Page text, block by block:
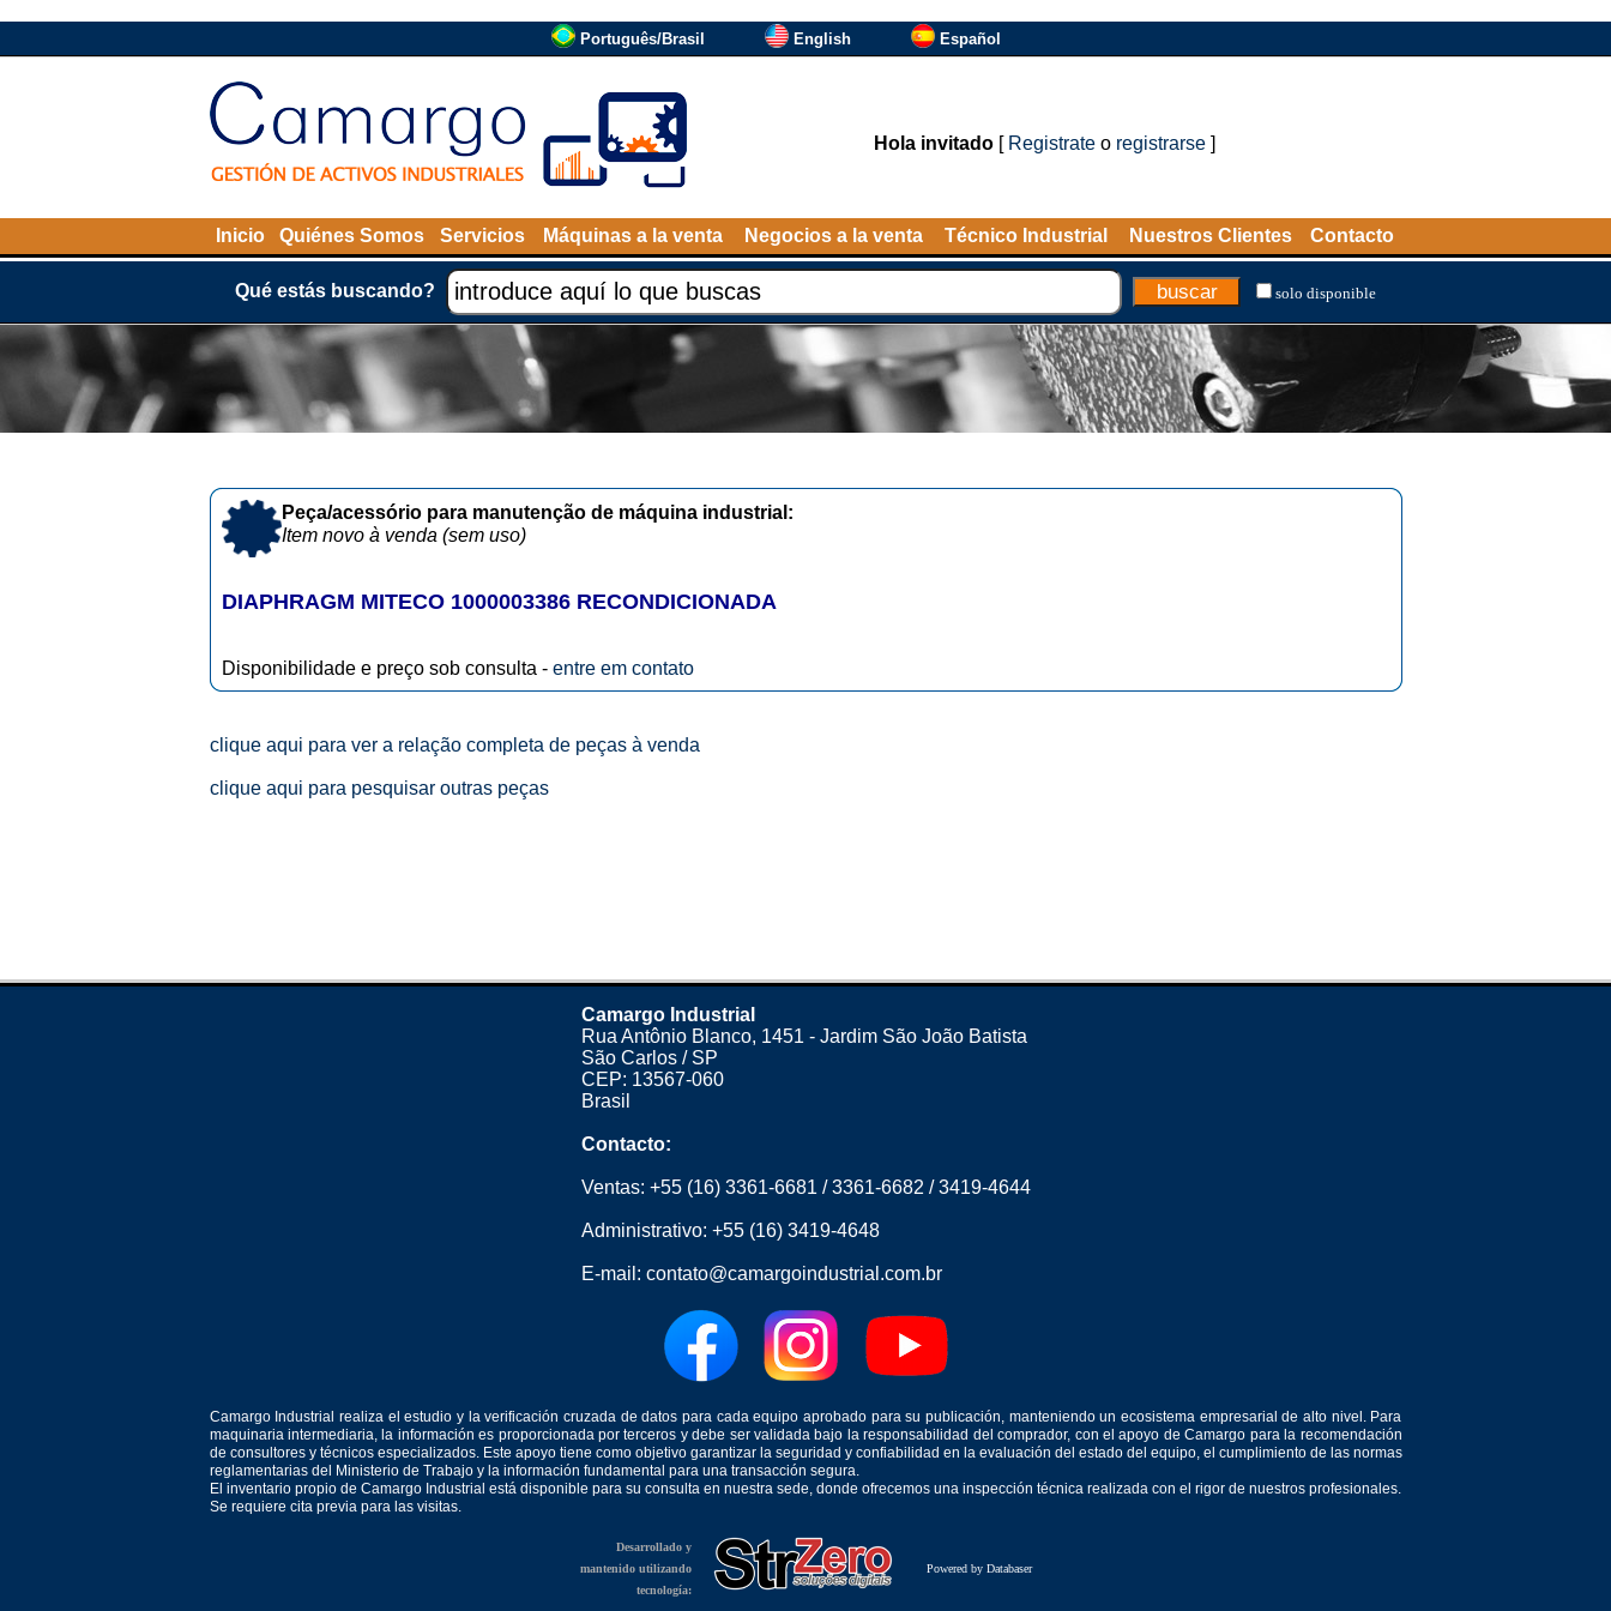
Português/Brasil English Español
Hola invitado[ Registrateo registrarse]
Inicio Quiénes Somos Servicios Máquinas a la venta Negocios a la venta Técnico Industrial Nuestros Clientes Contacto
Qué estás buscando? solo disponible
Peça/acessório para manutenção de máquina industrial:
Item novo à venda (sem uso)
DIAPHRAGM MITECO 1000003386 RECONDICIONADA
Disponibilidade e preço sob consulta - entre em contato
clique aqui para ver a relação completa de peças à venda
clique aqui para pesquisar outras peças
Camargo Industrial
Rua Antônio Blanco, 1451 - Jardim São João Batista
São Carlos / SP
CEP: 13567-060
Brasil
Contacto:
Ventas: +55 (16) 3361-6681 /3361-6682 /3419-4644
Administrativo: +55 (16) 3419-4648
E-mail: contato@camargoindustrial.com.br
Camargo Industrial realiza el estudio y la verificación cruzada de datos para cada equipo aprobado para su publicación, manteniendo un ecosistema empresarial de alto nivel. Para
maquinaria intermediaria, la información es proporcionada por terceros y debe ser validada bajo la responsabilidad del comprador, con el apoyo de Camargo para la recomendación
de consultores y técnicos especializados. Este apoyo tiene como objetivo garantizar la seguridad y confiabilidad en la evaluación del estado del equipo, el cumplimiento de las normas
reglamentarias del Ministerio de Trabajo y la información fundamental para una transacción segura.
El inventario propio de Camargo Industrial está disponible para su consulta en nuestra sede, donde ofrecemos una inspección técnica realizada con el rigor de nuestros profesionales.
Se requiere cita previa para las visitas.
Desarrollado y
mantenido utilizando
tecnología:
Powered by Databaser